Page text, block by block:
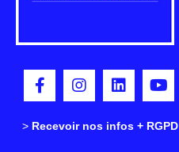
> Recevoir nos infos + RGPD